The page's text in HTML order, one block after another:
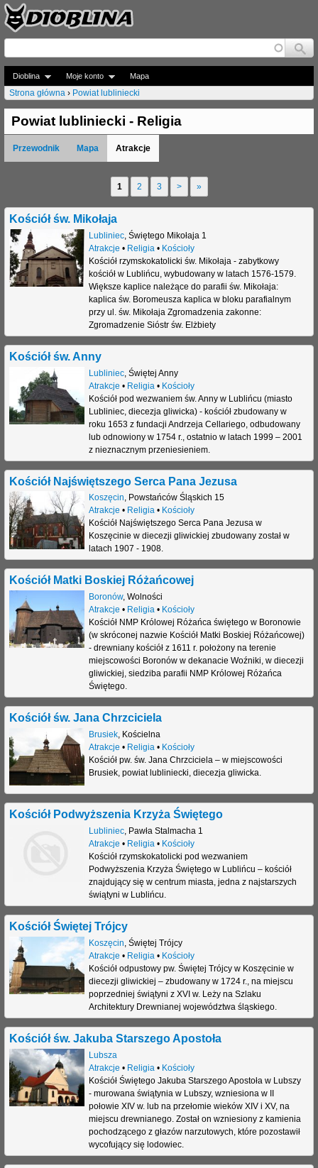
Jump to navigation
Dioblina Moje konto Mapa
J
e
s
ś
t
u
j
Strona główna › Powiat lubliniecki
Powiat lubliniecki - Religia
Przewodnik Mapa Atrakcje
t
o
n
1 2 3 > »
Kościół św. Mikołaja
Lubliniec, Świętego Mikołaja 1
Atrakcje • Religia • Kościoły
Kościół rzymskokatolicki św. Mikołaja - zabytkowy
kościół w Lublińcu, wybudowany w latach 1576-1579.
Większe kaplice należące do parafii św. Mikołaja:
kaplica św. Boromeusza kaplica w bloku parafialnym
przy ul. św. Mikołaja Zgromadzenia zakonne:
Zgromadzenie Sióstr św. Elżbiety
Kościół św. Anny
Lubliniec, Świętej Anny
Atrakcje • Religia • Kościoły
Kościół pod wezwaniem św. Anny w Lublińcu (miasto
Lubliniec, diecezja gliwicka) - kościół zbudowany w
roku 1653 z fundacji Andrzeja Cellariego, odbudowany
lub odnowiony w 1754 r., ostatnio w latach 1999 – 2001
z nieznacznym przeniesieniem.
Kościół Najświętszego Serca Pana Jezusa
Koszęcin, Powstańców Śląskich 15
Atrakcje • Religia• Kościoły
Kościół Najświętszego Serca Pana Jezusa w
Koszęcinie w diecezji gliwickiej zbudowany został w
latach 1907 - 1908.
Kościół Matki Boskiej Różańcowej
Boronów, Wolności
Atrakcje • Religia• Kościoły
Kościół NMP Królowej Różańca świętego w Boronowie
(w skróconej nazwie Kościół Matki Boskiej Różańcowej)
- drewniany kościół z 1611 r. położony na terenie
miejscowości Boronów w dekanacie Woźniki, w diecezji
gliwickiej, siedziba parafii NMP Królowej Różańca
Świętego.
Kościół św. Jana Chrzciciela
Brusiek, Kościelna
Atrakcje • Religia• Kościoły
Kościół pw. św. Jana Chrzciciela – w miejscowości
Brusiek, powiat lubliniecki, diecezja gliwicka.
Kościół Podwyższenia Krzyża Świętego
Lubliniec, Pawła Stalmacha 1
Atrakcje • Religia• Kościoły
Kościół rzymskokatolicki pod wezwaniem
Podwyższenia Krzyża Świętego w Lublińcu – kościół
znajdujący się w centrum miasta, jedna z najstarszych
świątyni w Lublińcu.
Kościół Świętej Trójcy
Koszęcin, Świętej Trójcy
Atrakcje • Religia• Kościoły
Kościół odpustowy pw. Świętej Trójcy w Koszęcinie w
diecezji gliwickiej – zbudowany w 1724 r., na miejscu
poprzedniej świątyni z XVI w. Leży na Szlaku
Architektury Drewnianej województwa śląskiego.
Kościół św. Jakuba Starszego Apostoła
Lubsza
Atrakcje • Religia • Kościoły
Kościół Świętego Jakuba Starszego Apostoła w Lubszy
- murowana świątynia w Lubszy, wzniesiona w II
połowie XIV w. lub na przełomie wieków XIV i XV, na
miejscu drewnianego. Został on wzniesiony z kamienia
pochodzącego z głazów narzutowych, które pozostawił
wycofujący się lodowiec.